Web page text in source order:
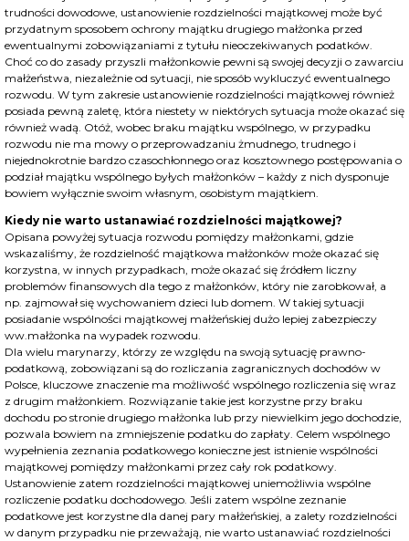
trudności dowodowe, ustanowienie rozdzielności majątkowej może być
przydatnym sposobem ochrony majątku drugiego małżonka przed
ewentualnymi zobowiązaniami z tytułu nieoczekiwanych podatków.
Choć co do zasady przyszli małżonkowie pewni są swojej decyzji o zawarciu
małżeństwa, niezależnie od sytuacji, nie sposób wykluczyć ewentualnego
rozwodu. W tym zakresie ustanowienie rozdzielności majątkowej również
posiada pewną zaletę, która niestety w niektórych sytuacja może okazać się
również wadą. Otóż, wobec braku majątku wspólnego, w przypadku
rozwodu nie ma mowy o przeprowadzaniu żmudnego, trudnego i
niejednokrotnie bardzo czasochłonnego oraz kosztownego postępowania o
podział majątku wspólnego byłych małżonków – każdy z nich dysponuje
bowiem wyłącznie swoim własnym, osobistym majątkiem.
Kiedy nie warto ustanawiać rozdzielności majątkowej?
Opisana powyżej sytuacja rozwodu pomiędzy małżonkami, gdzie
wskazaliśmy, że rozdzielność majątkowa małżonków może okazać się
korzystna, w innych przypadkach, może okazać się źródłem liczny
problemów finansowych dla tego z małżonków, który nie zarobkował, a
np. zajmował się wychowaniem dzieci lub domem. W takiej sytuacji
posiadanie wspólności majątkowej małżeńskiej dużo lepiej zabezpieczy
ww.małżonka na wypadek rozwodu.
Dla wielu marynarzy, którzy ze względu na swoją sytuację prawno-
podatkową, zobowiązani są do rozliczania zagranicznych dochodów w
Polsce, kluczowe znaczenie ma możliwość wspólnego rozliczenia się wraz
z drugim małżonkiem. Rozwiązanie takie jest korzystne przy braku
dochodu po stronie drugiego małżonka lub przy niewielkim jego dochodzie,
pozwala bowiem na zmniejszenie podatku do zapłaty. Celem wspólnego
wypełnienia zeznania podatkowego konieczne jest istnienie wspólności
majątkowej pomiędzy małżonkami przez cały rok podatkowy.
Ustanowienie zatem rozdzielności majątkowej uniemożliwia wspólne
rozliczenie podatku dochodowego. Jeśli zatem wspólne zeznanie
podatkowe jest korzystne dla danej pary małżeńskiej, a zalety rozdzielności
w danym przypadku nie przeważają, nie warto ustanawiać rozdzielności